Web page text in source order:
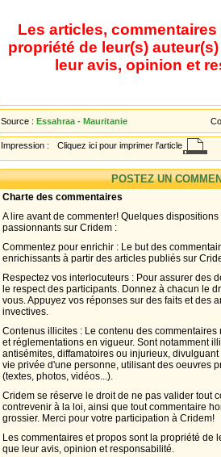
Les articles,
propriété de leur(s)
leur avis, opinion et
Source : Essahraa - Mauritanie
Impression : Cliquez ici pour imprimer l'article
POSTEZ UN
Charte des commentaires
A lire avant de commenter! Quelques
passionnants sur Cridem :
Commentez pour enrichir : Le but des
enrichissants à partir des articles publiés sur
Respectez vos interlocuteurs : Pour assurer des
le respect des participants. Donnez à chacun le
vous. Appuyez vos réponses sur des faits et des
invectives.
Contenus illicites : Le contenu des
et réglementations en vigueur. Sont notamment
antisémites, diffamatoires ou injurieux,
vie privée d'une personne, utilisant des oeuvres
(textes, photos, vidéos...).
Cridem se réserve le droit de ne pas valider tout
contrevenir à la loi, ainsi que tout commentaire
grossier. Merci pour votre participation à Cridem!
Les commentaires et propos sont la propriété de
que leur avis, opinion et responsabilité.